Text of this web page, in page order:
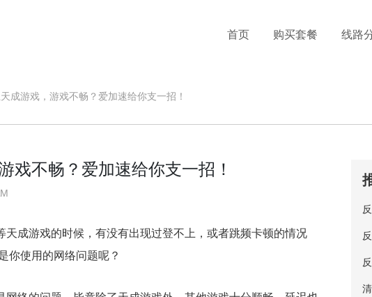
首页 购买套餐 线路
成游戏，游戏不畅？爱加速给你支一招！
戏不畅？爱加速给你支一招！
天成游戏的时候，有没有出现过登不上，或者跳频卡顿的情况
你使用的网络问题呢？